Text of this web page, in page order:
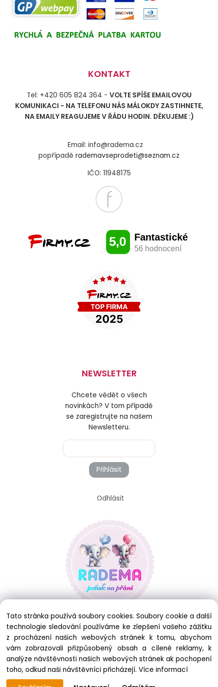
KONTAKT
Tel: +420 605 824 364 - VOLTE SPÍŠE EMAILOVOU
KOMUNIKACI - NA TELEFONU NÁS MÁLOKDY ZASTIHNETE,
NA EMAILY REAGUJEME V ŘÁDU HODIN. DĚKUJEME :)
Email: info@radema.cz
popřípadě rademavseprodeti@seznam.cz
IČO: 11948175
NEWSLETTER
Chcete vědět o všech
novinkách? V tom případě
se zaregistrujte na našem
Newsletteru.
Přihlásit
Odhlásit
Tato stránka používá soubory cookies. Soubory cookie a další
technologie sledování používáme ke zlepšení vašeho zážitku
z procházení našich webových stránek k tomu, abychom
vám zobrazovali přizpůsobený obsah a cílené reklamy, k
analýze návštěvnosti našich webových stránek ak pochopení
toho, odkud naši návštěvníci přicházejí. Více informací